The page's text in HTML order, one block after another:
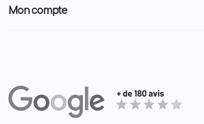
Nous contacter
Administration
Police Municipale | ASVP
Equipements
Bagagerie
Mon compte
Adresses
Bons de réduction